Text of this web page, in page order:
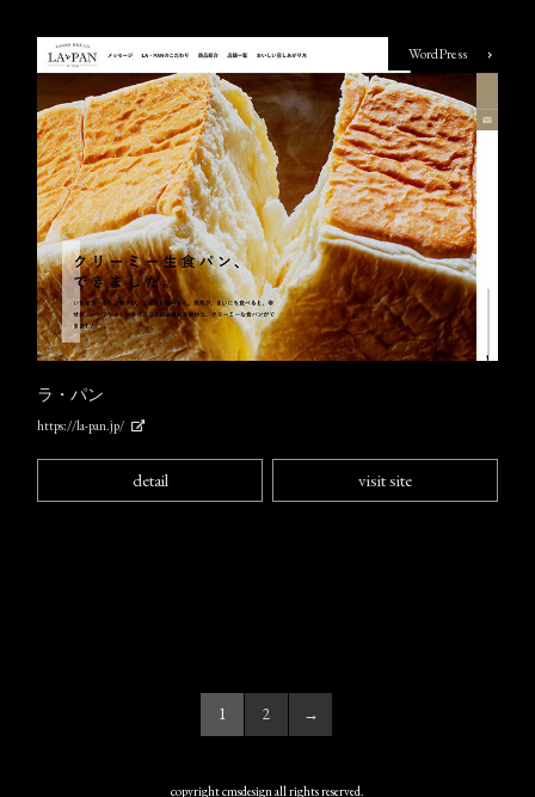
ラ・パン
https://la-pan.jp/
WordPress
detail visit site
1 2 →
copyright cmsdesign all rights reserved.